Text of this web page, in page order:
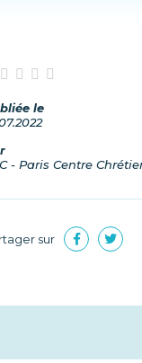
le
- Paris Centre
sur